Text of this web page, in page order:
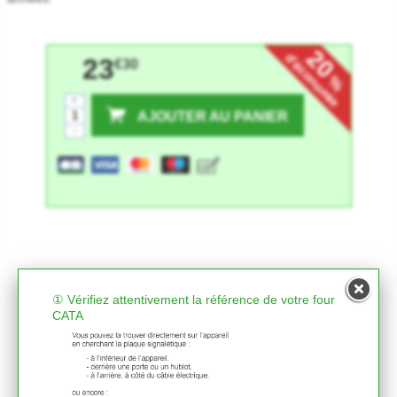
20
%
d'économie
23€30
AJOUTER AU PANIER
① Vérifiez attentivement la référence de votre four
CATA